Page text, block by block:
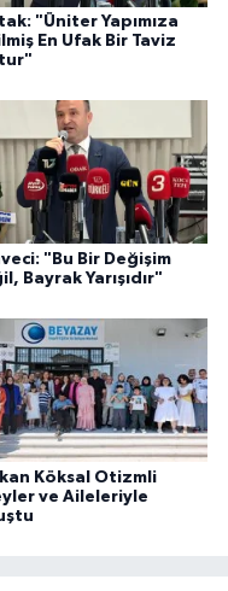
"Üniter Yapımıza
En Ufak Bir Taviz
"Bu Bir Değişim
Bayrak Yarışıdır"
Köksal Otizmli
ve Aileleriyle